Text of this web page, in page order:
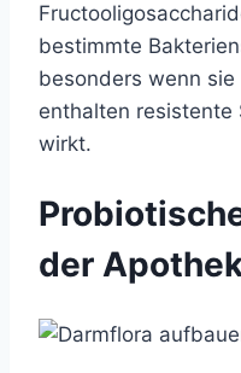
bestimmte
besonders wenn
enthalten resistente
wirkt.
der